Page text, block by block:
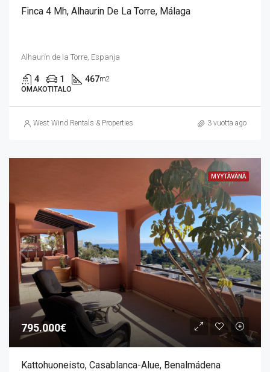
Finca 4 Mh, Alhaurin De La Torre, Málaga
Alhaurín de la Torre, Espanja
4 1 467m2
OMAKOTITALO
West Wind Rentals & Properties 3 vuotta ago
MYYTÄVÄNÄ
795.000€
Kattohuoneisto, Casablanca-Alue, Benalmádena